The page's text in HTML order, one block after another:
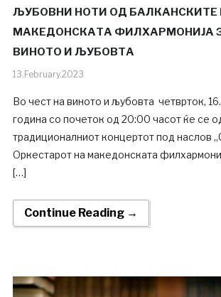
ЉУБОВНИ НОТИ ОД БАЛКАНСКИТЕ
МАКЕДОНСКАТА ФИЛХАРМОНИЈА
ВИНОТО И ЉУБОВТА
13.February.2023
Во чест на виното и љубовта четврток,
година со почеток од 20:00 часот ќе се
традиционалниот концертот под наслов
Оркестарот на македонската
[…]
Continue Reading →